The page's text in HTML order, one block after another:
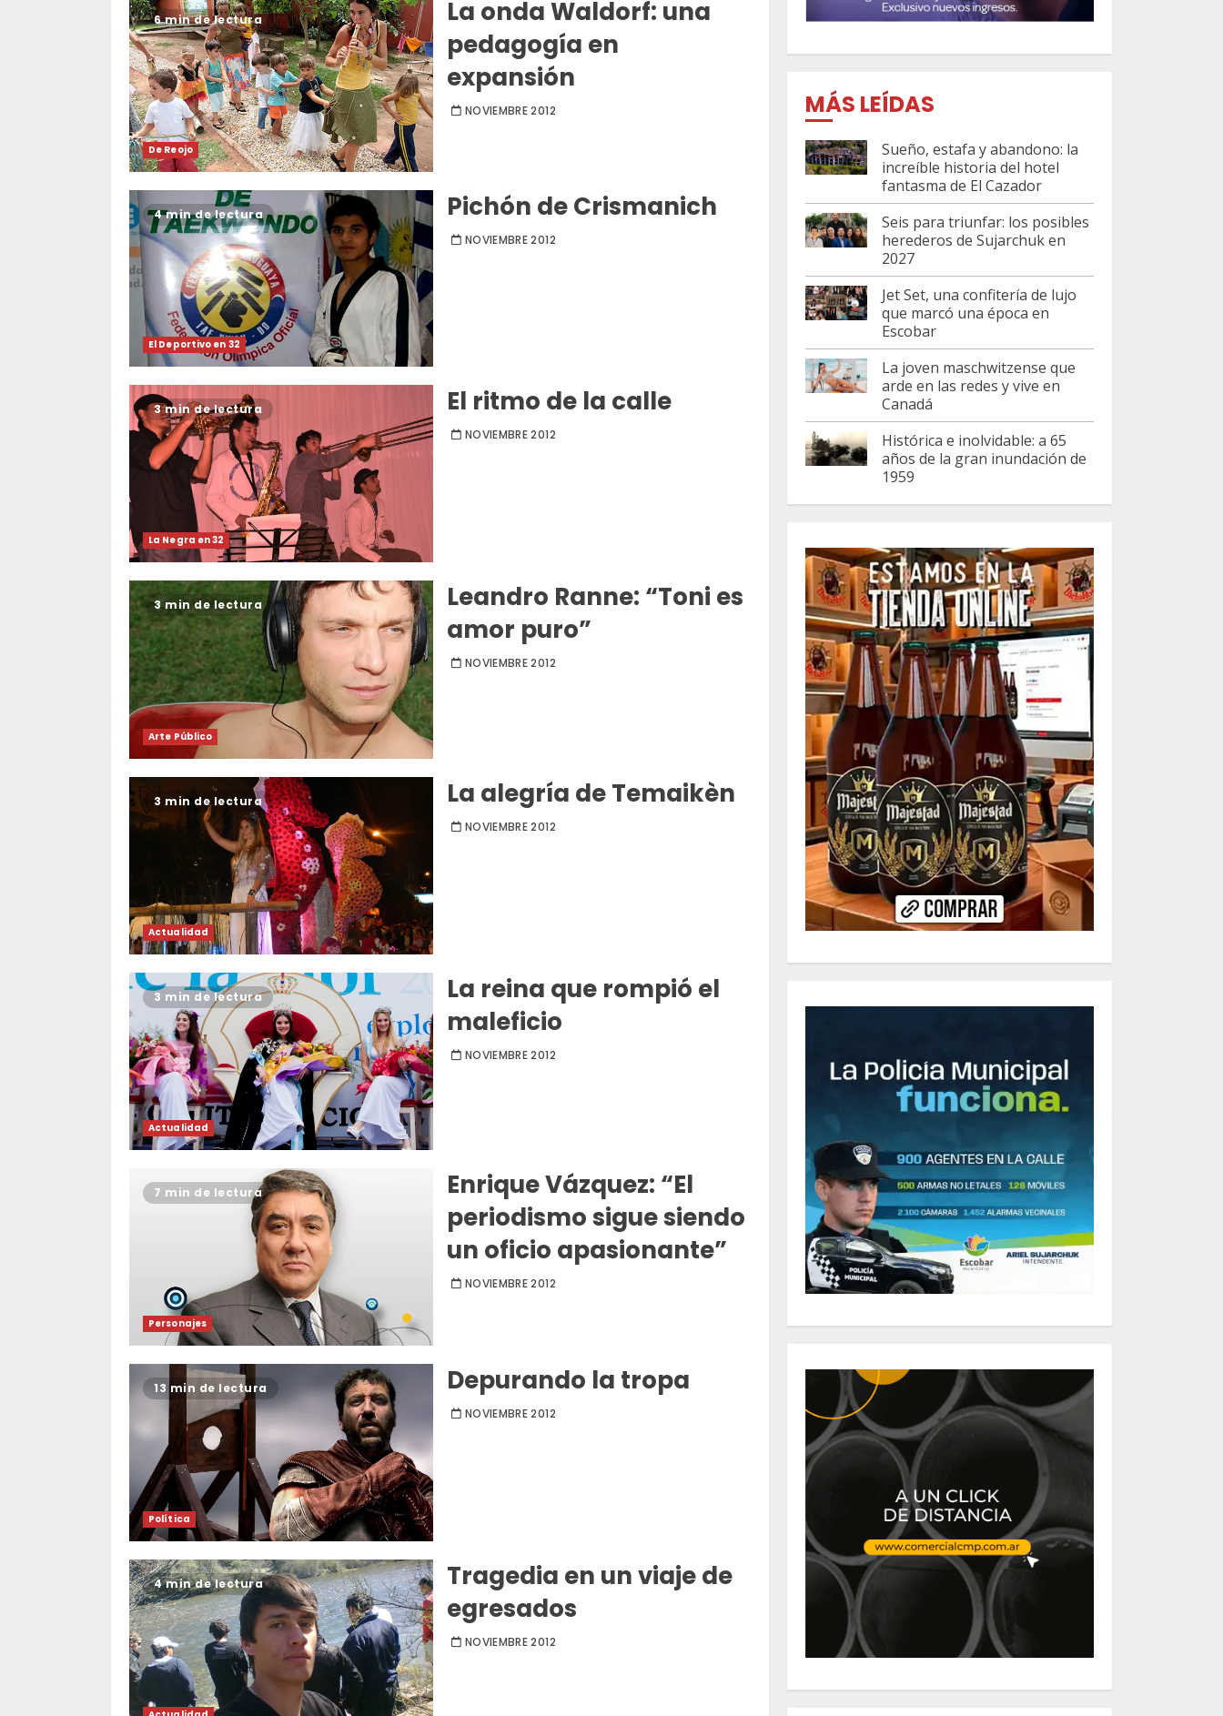
6 min de lectura
De Reojo
La onda Waldorf: una
pedagogía en
expansión
NOVIEMBRE 2012
4 min de lectura
El Deportivo en 32
Pichón de Crismanich
NOVIEMBRE 2012
3 min de lectura
La Negra en 32
El ritmo de la calle
NOVIEMBRE 2012
3 min de lectura
Arte Público
Leandro Ranne: “Toni es
amor puro”
NOVIEMBRE 2012
3 min de lectura
Actualidad
La alegría de Temaikèn
NOVIEMBRE 2012
3 min de lectura
Actualidad
La reina que rompió el
maleficio
NOVIEMBRE 2012
7 min de lectura
Personajes
Enrique Vázquez: “El
periodismo sigue siendo
un oficio apasionante”
NOVIEMBRE 2012
13 min de lectura
Política
Depurando la tropa
NOVIEMBRE 2012
4 min de lectura
Tragedia en un viaje de
egresados
NOVIEMBRE 2012
MÁS LEÍDAS
Sueño, estafa y abandono: la
increíble historia del hotel
fantasma de El Cazador
Seis para triunfar: los posibles
herederos de Sujarchuk en
2027
Jet Set, una confitería de lujo
que marcó una época en
Escobar
La joven maschwitzense que
arde en las redes y vive en
Canadá
Histórica e inolvidable: a 65
años de la gran inundación de
1959